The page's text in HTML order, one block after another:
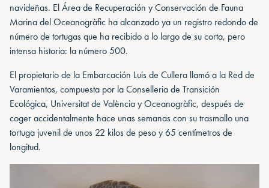
navideñas. El Área de Recuperación y Conservación de Fauna
Marina del Oceanogràfic ha alcanzado ya un registro redondo de
número de tortugas que ha recibido a lo largo de su corta, pero
intensa historia: la número 500.
El propietario de la Embarcación Luis de Cullera llamó a la Red de
Varamientos, compuesta por la Conselleria de Transición
Ecológica, Universitat de València y Oceanogràfic, después de
coger accidentalmente hace unas semanas con su trasmallo una
tortuga juvenil de unos 22 kilos de peso y 65 centímetros de
longitud.